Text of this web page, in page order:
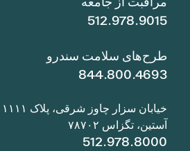
512.978.9015
طرح‌های سلامت سندرو
844.800.4693
خیابان سزار چاوز شرقی، پلاک ۱۱۱۱
آستین، تگزاس ۷۸۷۰۲
512.978.8000